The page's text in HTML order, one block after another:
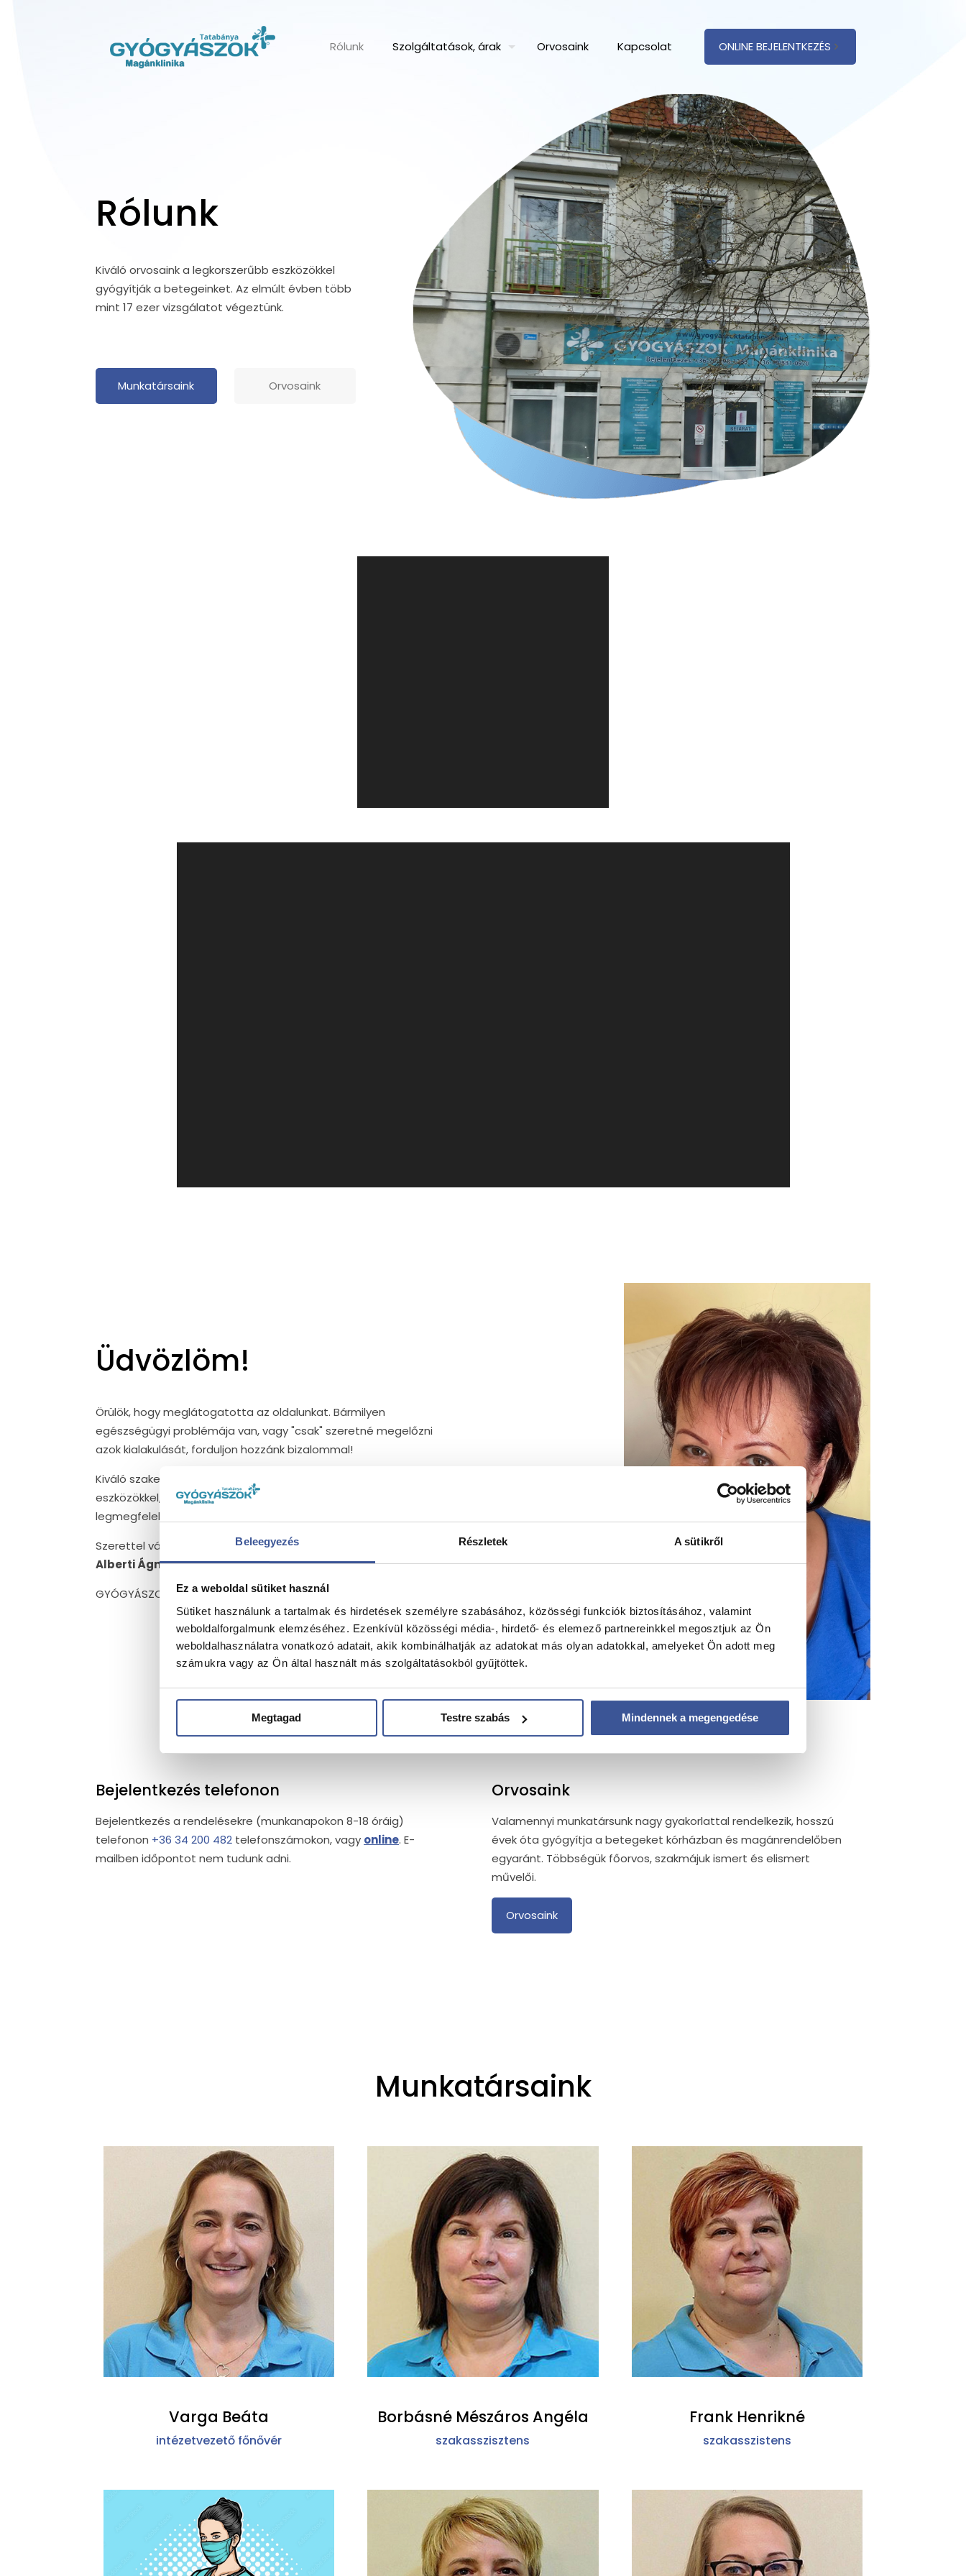
Beleegyezés Részletek A sütikről
Ez a weboldal sütiket használ
Sütiket használunk a tartalmak és hirdetések személyre szabásához, közösségi funkciók biztosításához, valamint
weboldalforgalmunk elemzéséhez. Ezenkívül közösségi média-, hirdető- és elemező partnereinkkel megosztjuk az Ön
weboldalhasználatra vonatkozó adatait, akik kombinálhatják az adatokat más olyan adatokkal, amelyeket Ön adott meg
számukra vagy az Ön által használt más szolgáltatásokból gyűjtöttek.
Megtagad Testre szabás Mindennek a megengedése
Rólunk Szolgáltatások, árak Orvosaink Kapcsolat ONLINE BEJELENTKEZÉS
Rólunk
Kiváló orvosaink a legkorszerűbb eszközökkel
gyógyítják a betegeinket. Az elmúlt évben több
mint 17 ezer vizsgálatot végeztünk.
Munkatársaink Orvosaink
Üdvözlöm!
Örülök, hogy meglátogatotta az oldalunkat. Bármilyen
egészségügyi problémája van, vagy "csak" szeretné megelőzni
azok kialakulását, forduljon hozzánk bizalommal!
Kiváló szakembereink a legújabb eljárásokkal és technikai
eszközökkel, személyre szabottan keresik meg az ön számára
legmegfelelőbb gyógymódot.
Szerettel várjuk magánklinikánkon!
Alberti Ágnes, igazgató
GYÓGYÁSZOK. Egészséget kínálunk.
Bejelentkezés telefonon
Bejelentkezés a rendelésekre (munkanapokon 8-18 óráig)
telefonon +36 34 200 482 telefonszámokon, vagy online. E-
mailben időpontot nem tudunk adni.
Orvosaink
Valamennyi munkatársunk nagy gyakorlattal rendelkezik, hosszú
évek óta gyógyítja a betegeket kórházban és magánrendelőben
egyaránt. Többségük főorvos, szakmájuk ismert és elismert
művelői.
Orvosaink
Munkatársaink
Varga Beáta
intézetvezető főnővér
Borbásné Mészáros Angéla
szakasszisztens
Frank Henrikné
szakasszistens